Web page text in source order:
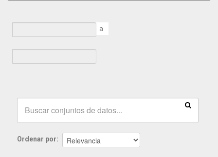
a
Ordenar por